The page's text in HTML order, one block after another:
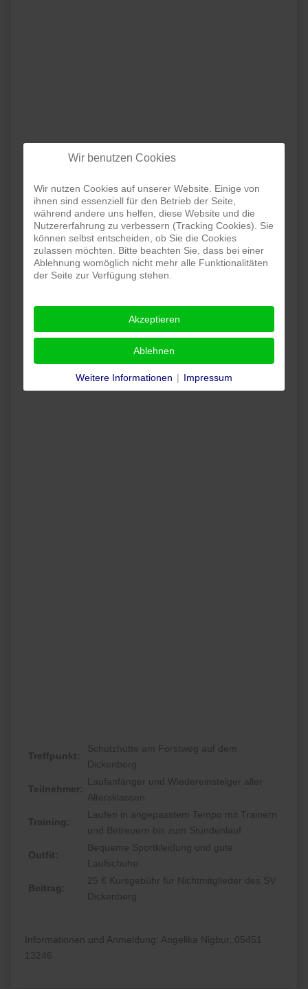
Treffpunkt:
Schutzhütte am Forstweg auf dem
Dickenberg
Teilnehmer:
Laufanfänger und Wiedereinsteiger aller
Altersklassen
Training:
Laufen in angepasstem Tempo mit Trainern
und Betreuern bis zum Stundenlauf
Outfit:
Bequeme Sportkleidung und gute
Laufschuhe
Beitrag:
25 € Kursgebühr für Nichtmitglieder des SV
Dickenberg
Informationen und Anmeldung: Angelika Nigbur, 05451
13246
Wir benutzen Cookies
Wir nutzen Cookies auf unserer Website. Einige von
ihnen sind essenziell für den Betrieb der Seite,
während andere uns helfen, diese Website und die
Nutzererfahrung zu verbessern (Tracking Cookies). Sie
können selbst entscheiden, ob Sie die Cookies
zulassen möchten. Bitte beachten Sie, dass bei einer
Ablehnung womöglich nicht mehr alle Funktionalitäten
der Seite zur Verfügung stehen.
Akzeptieren
Ablehnen
Weitere Informationen | Impressum